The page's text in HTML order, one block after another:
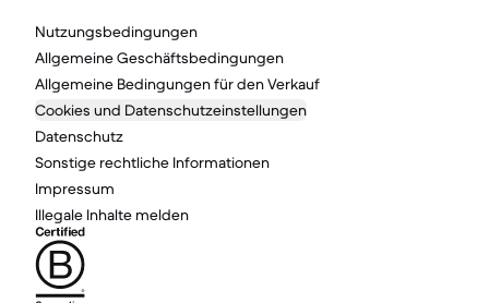
Nutzungsbedingungen
Allgemeine Geschäftsbedingungen
Allgemeine Bedingungen für den Verkauf
Cookies und Datenschutzeinstellungen
Datenschutz
Sonstige rechtliche Informationen
Impressum
Illegale Inhalte melden